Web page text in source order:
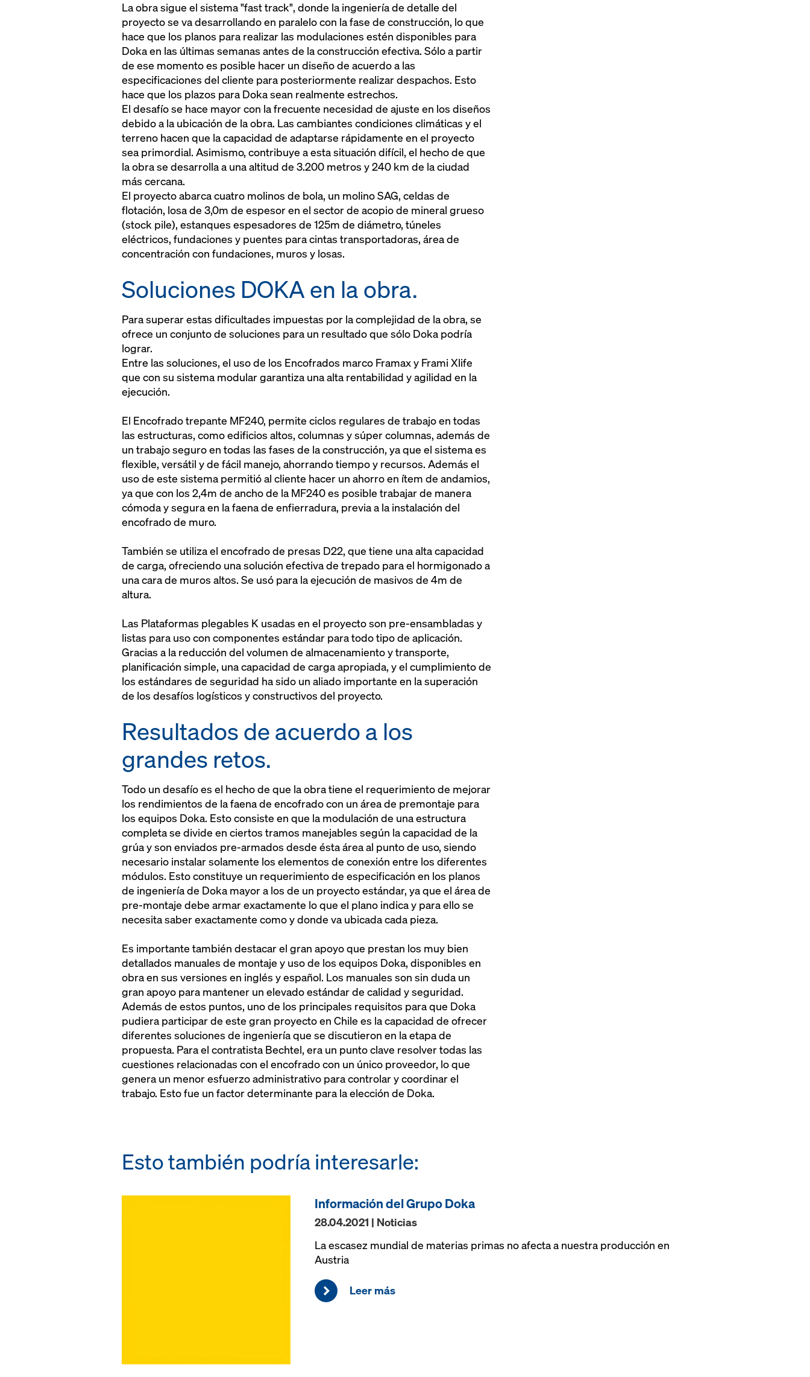
La obra sigue el sistema "fast track", donde la ingeniería de detalle del
proyecto se va desarrollando en paralelo con la fase de construcción, lo que
hace que los planos para realizar las modulaciones estén disponibles para
Doka en las últimas semanas antes de la construcción efectiva. Sólo a partir
de ese momento es posible hacer un diseño de acuerdo a las
especificaciones del cliente para posteriormente realizar despachos. Esto
hace que los plazos para Doka sean realmente estrechos.
El desafío se hace mayor con la frecuente necesidad de ajuste en los diseños
debido a la ubicación de la obra. Las cambiantes condiciones climáticas y el
terreno hacen que la capacidad de adaptarse rápidamente en el proyecto
sea primordial. Asimismo, contribuye a esta situación difícil, el hecho de que
la obra se desarrolla a una altitud de 3.200 metros y 240 km de la ciudad
más cercana.
El proyecto abarca cuatro molinos de bola, un molino SAG, celdas de
flotación, losa de 3,0m de espesor en el sector de acopio de mineral grueso
(stock pile), estanques espesadores de 125m de diámetro, túneles
eléctricos, fundaciones y puentes para cintas transportadoras, área de
concentración con fundaciones, muros y losas.
Soluciones DOKA en la obra.
Para superar estas dificultades impuestas por la complejidad de la obra, se
ofrece un conjunto de soluciones para un resultado que sólo Doka podría
lograr.
Entre las soluciones, el uso de los Encofrados marco Framax y Frami Xlife
que con su sistema modular garantiza una alta rentabilidad y agilidad en la
ejecución.
El Encofrado trepante MF240, permite ciclos regulares de trabajo en todas
las estructuras, como edificios altos, columnas y súper columnas, además de
un trabajo seguro en todas las fases de la construcción, ya que el sistema es
flexible, versátil y de fácil manejo, ahorrando tiempo y recursos. Además el
uso de este sistema permitió al cliente hacer un ahorro en ítem de andamios,
ya que con los 2,4m de ancho de la MF240 es posible trabajar de manera
cómoda y segura en la faena de enfierradura, previa a la instalación del
encofrado de muro.
También se utiliza el encofrado de presas D22, que tiene una alta capacidad
de carga, ofreciendo una solución efectiva de trepado para el hormigonado a
una cara de muros altos. Se usó para la ejecución de masivos de 4m de
altura.
Las Plataformas plegables K usadas en el proyecto son pre-ensambladas y
listas para uso con componentes estándar para todo tipo de aplicación.
Gracias a la reducción del volumen de almacenamiento y transporte,
planificación simple, una capacidad de carga apropiada, y el cumplimiento de
los estándares de seguridad ha sido un aliado importante en la superación
de los desafíos logísticos y constructivos del proyecto.
Resultados de acuerdo a los
grandes retos.
Todo un desafío es el hecho de que la obra tiene el requerimiento de mejorar
los rendimientos de la faena de encofrado con un área de premontaje para
los equipos Doka. Esto consiste en que la modulación de una estructura
completa se divide en ciertos tramos manejables según la capacidad de la
grúa y son enviados pre-armados desde ésta área al punto de uso, siendo
necesario instalar solamente los elementos de conexión entre los diferentes
módulos. Esto constituye un requerimiento de especificación en los planos
de ingeniería de Doka mayor a los de un proyecto estándar, ya que el área de
pre-montaje debe armar exactamente lo que el plano indica y para ello se
necesita saber exactamente como y donde va ubicada cada pieza.
Es importante también destacar el gran apoyo que prestan los muy bien
detallados manuales de montaje y uso de los equipos Doka, disponibles en
obra en sus versiones en inglés y español. Los manuales son sin duda un
gran apoyo para mantener un elevado estándar de calidad y seguridad.
Además de estos puntos, uno de los principales requisitos para que Doka
pudiera participar de este gran proyecto en Chile es la capacidad de ofrecer
diferentes soluciones de ingeniería que se discutieron en la etapa de
propuesta. Para el contratista Bechtel, era un punto clave resolver todas las
cuestiones relacionadas con el encofrado con un único proveedor, lo que
genera un menor esfuerzo administrativo para controlar y coordinar el
trabajo. Esto fue un factor determinante para la elección de Doka.
Esto también podría interesarle:
Información del Grupo Doka
28.04.2021 | Noticias
La escasez mundial de materias primas no afecta a nuestra producción en
Austria
Leer más